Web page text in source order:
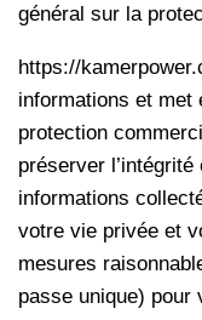
général sur la
https://
informations et
protection
préserver
informations
votre vie privée et
mesures
passe unique) pour